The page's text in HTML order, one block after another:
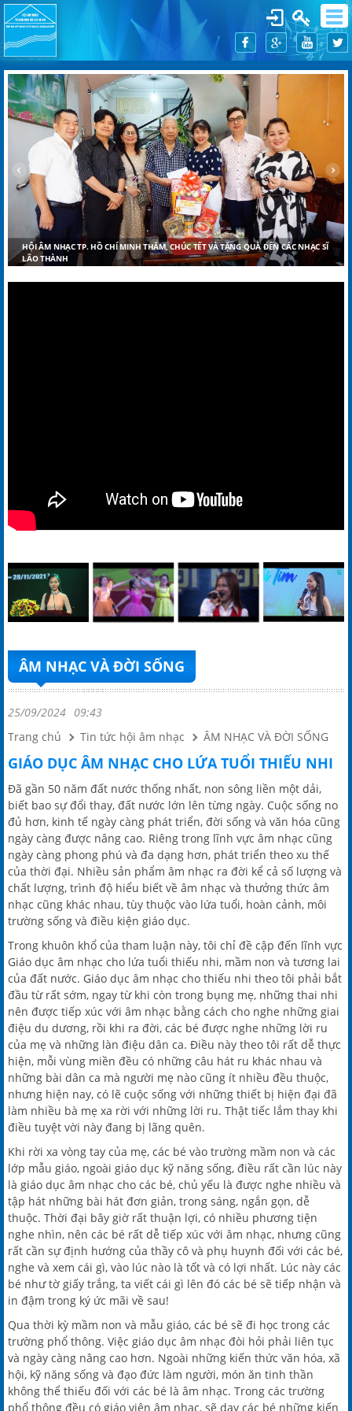
HỘI ÂM NHẠC TP. HCM TỔ CHỨC LỄ TỔNG KẾT, TRAO GIẢI THƯỞNG ÂM NHẠC
NĂM 2025, TẶNG QUÀ TẾT NĂM 2026 CHO HỘI VIÊN LÃO THÀNH
ÂM NHẠC VÀ ĐỜI SỐNG
25/09/2024 09:43
Trang chủ
Tin tức hội âm nhạc ÂM NHẠC VÀ ĐỜI SỐNG
GIÁO DỤC ÂM NHẠC CHO LỨA TUỔI THIẾU NHI
Đã gần 50 năm đất nước thống nhất, non sông liền một dải,
biết bao sự đổi thay, đất nước lớn lên từng ngày. Cuộc sống no
đủ hơn, kinh tế ngày càng phát triển, đời sống và văn hóa cũng
ngày càng được nâng cao. Riêng trong lĩnh vực âm nhạc cũng
ngày càng phong phú và đa dạng hơn, phát triển theo xu thế
của thời đại. Nhiều sản phẩm âm nhạc ra đời kể cả số lượng và
chất lượng, trình độ hiểu biết về âm nhạc và thưởng thức âm
nhạc cũng khác nhau, tùy thuộc vào lứa tuổi, hoàn cảnh, môi
trường sống và điều kiện giáo dục.
Trong khuôn khổ của tham luận này, tôi chỉ đề cập đến lĩnh vực
Giáo dục âm nhạc cho lứa tuổi thiếu nhi, mầm non và tương lai
của đất nước. Giáo dục âm nhạc cho thiếu nhi theo tôi phải bắt
đầu từ rất sớm, ngay từ khi còn trong bụng mẹ, những thai nhi
nên được tiếp xúc với âm nhạc bằng cách cho nghe những giai
điệu du dương, rồi khi ra đời, các bé được nghe những lời ru
của mẹ và những làn điệu dân ca. Điều này theo tôi rất dễ thực
hiện, mỗi vùng miền đều có những câu hát ru khác nhau và
những bài dân ca mà người mẹ nào cũng ít nhiều đều thuộc,
nhưng hiện nay, có lẽ cuộc sống với những thiết bị hiện đại đã
làm nhiều bà mẹ xa rời với những lời ru. Thật tiếc lắm thay khi
điều tuyệt vời này đang bị lãng quên.
Khi rời xa vòng tay của mẹ, các bé vào trường mầm non và các
lớp mẫu giáo, ngoài giáo dục kỹ năng sống, điều rất cần lúc này
là giáo dục âm nhạc cho các bé, chủ yếu là được nghe nhiều và
tập hát những bài hát đơn giản, trong sáng, ngắn gọn, dễ
thuộc. Thời đại bây giờ rất thuận lợi, có nhiều phương tiện
nghe nhìn, nên các bé rất dễ tiếp xúc với âm nhạc, nhưng cũng
rất cần sự định hướng của thầy cô và phụ huynh đối với các bé,
nghe và xem cái gì, vào lúc nào là tốt và có lợi nhất. Lúc này các
bé như tờ giấy trắng, ta viết cái gì lên đó các bé sẽ tiếp nhận và
in đậm trong ký ức mãi về sau!
Qua thời kỳ mầm non và mẫu giáo, các bé sẽ đi học trong các
trường phổ thông. Việc giáo dục âm nhạc đòi hỏi phải liên tục
và ngày càng nâng cao hơn. Ngoài những kiến thức văn hóa, xã
hội, kỹ năng sống và đạo đức làm người, món ăn tinh thần
không thể thiếu đối với các bé là âm nhạc. Trong các trường
phổ thông đều có giáo viên âm nhạc, sẽ dạy các bé những kiến